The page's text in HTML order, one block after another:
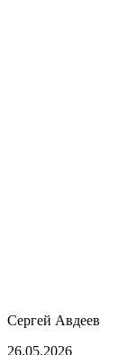
Сергей Авдеев
26.05.2026